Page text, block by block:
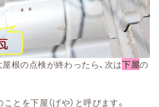
根の点検が終わったら、次は下屋の
とを下屋（げや）と呼びます。